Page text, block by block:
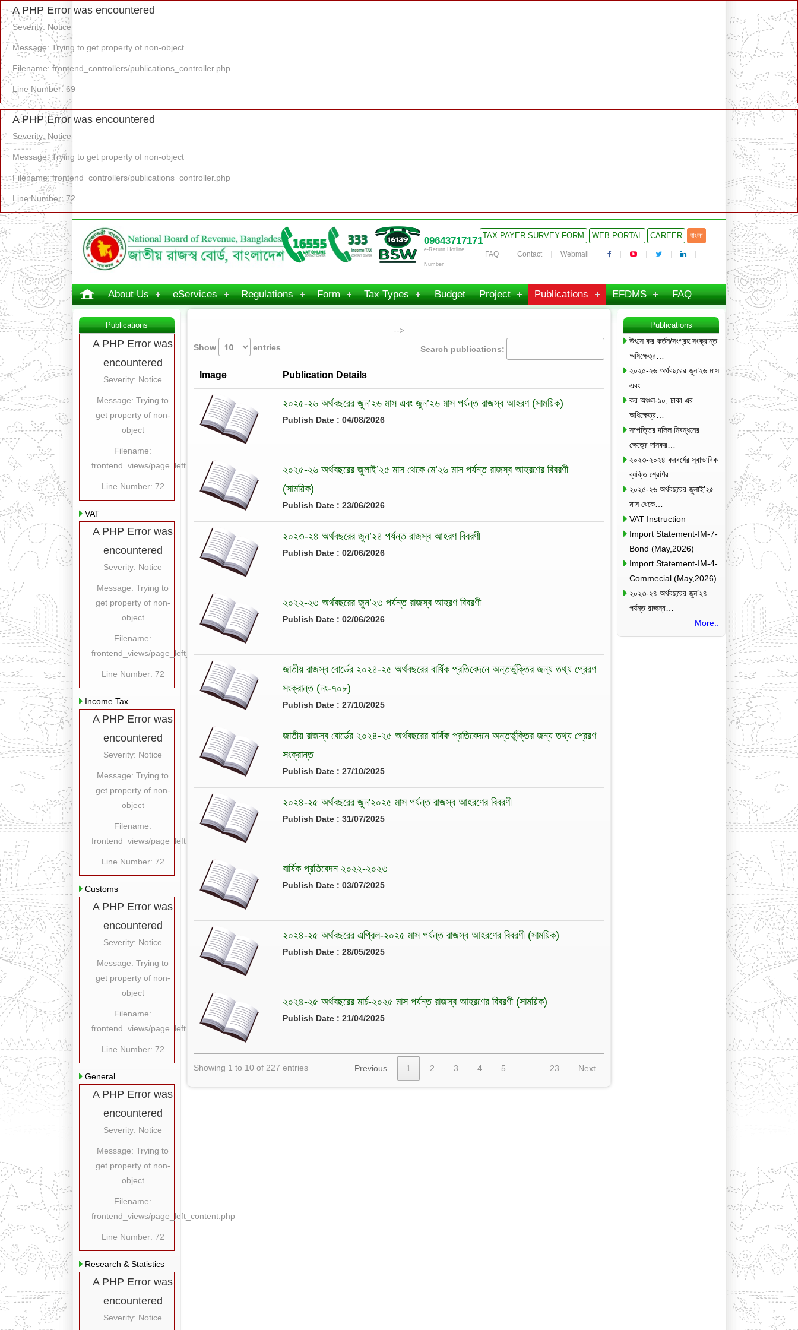
A PHP Error was encountered
Severity: Notice
Message: Trying to get property of non-object
Filename: frontend_controllers/publications_controller.php
Line Number: 69
A PHP Error was encountered
Severity: Notice
Message: Trying to get property of non-object
Filename: frontend_controllers/publications_controller.php
Line Number: 72
09643717171
e-Return Hotline
Number
TAX PAYER SURVEY-FORM WEB PORTAL CAREER বাংলা
FAQ Contact Webmail
About Us eServices Regulations Form Tax Types Budget Project Publications EFDMS FAQ
Publications
A PHP Error was
encountered
Severity: Notice
Message: Trying to
get property of non-
object
Filename:
frontend_views/page_left_content.php
Line Number: 72
VAT
A PHP Error was
encountered
Severity: Notice
Message: Trying to
get property of non-
object
Filename:
frontend_views/page_left_content.php
Line Number: 72
Income Tax
A PHP Error was
encountered
Severity: Notice
Message: Trying to
get property of non-
object
Filename:
frontend_views/page_left_content.php
Line Number: 72
Customs
A PHP Error was
encountered
Severity: Notice
Message: Trying to
get property of non-
object
Filename:
frontend_views/page_left_content.php
Line Number: 72
General
A PHP Error was
encountered
Severity: Notice
Message: Trying to
get property of non-
object
Filename:
frontend_views/page_left_content.php
Line Number: 72
Research & Statistics
A PHP Error was
encountered
Severity: Notice
-->
Show
entries Search publications:
Image Publication Details
২০২৫-২৬ অর্থবছরের জুন’২৬ মাস এবং জুন’২৬ মাস পর্যন্ত রাজস্ব আহরণ (সাময়িক)
Publish Date : 04/08/2026
২০২৫-২৬ অর্থবছরের জুলাই’২৫ মাস থেকে মে’২৬ মাস পর্যন্ত রাজস্ব আহরণের বিবরণী
(সাময়িক)
Publish Date : 23/06/2026
২০২৩-২৪ অর্থবছরের জুন’২৪ পর্যন্ত রাজস্ব আহরণ বিবরণী
Publish Date : 02/06/2026
২০২২-২৩ অর্থবছরের জুন’২৩ পর্যন্ত রাজস্ব আহরণ বিবরণী
Publish Date : 02/06/2026
জাতীয় রাজস্ব বোর্ডের ২০২৪-২৫ অর্থবছরের বার্ষিক প্রতিবেদনে অন্তর্ভুক্তির জন্য তথ্য প্রেরণ
সংক্রান্ত (নং-৭০৮)
Publish Date : 27/10/2025
জাতীয় রাজস্ব বোর্ডের ২০২৪-২৫ অর্থবছরের বার্ষিক প্রতিবেদনে অন্তর্ভুক্তির জন্য তথ্য প্রেরণ
সংক্রান্ত
Publish Date : 27/10/2025
২০২৪-২৫ অর্থবছরের জুন'২০২৫ মাস পর্যন্ত রাজস্ব আহরণের বিবরণী
Publish Date : 31/07/2025
বার্ষিক প্রতিবেদন ২০২২-২০২৩
Publish Date : 03/07/2025
২০২৪-২৫ অর্থবছরের এপ্রিল-২০২৫ মাস পর্যন্ত রাজস্ব আহরণের বিবরণী (সাময়িক)
Publish Date : 28/05/2025
২০২৪-২৫ অর্থবছরের মার্চ-২০২৫ মাস পর্যন্ত রাজস্ব আহরণের বিবরণী (সাময়িক)
Publish Date : 21/04/2025
Showing 1 to 10 of 227 entries Previous 1 2 3 4 5 23 Next
Publications
উৎসে কর কর্তন/সংগ্রহ সংক্রান্ত
অধিক্ষেত্র…
২০২৫-২৬ অর্থবছরের জুন’২৬ মাস
এবং…
কর অঞ্চল-১০, ঢাকা এর
অধিক্ষেত্র…
সম্পত্তির দলিল নিবন্ধনের
ক্ষেত্রে দানকর…
২০২৩-২০২৪ করবর্ষের স্বাভাবিক
ব্যক্তি শ্রেণির…
২০২৫-২৬ অর্থবছরের জুলাই’২৫
মাস থেকে…
VAT Instruction
Import Statement-IM-7-
Bond (May,2026)
Import Statement-IM-4-
Commecial (May,2026)
২০২৩-২৪ অর্থবছরের জুন’২৪
পর্যন্ত রাজস্ব…
More..